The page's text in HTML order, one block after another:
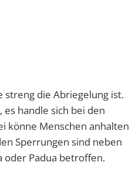
streng die Abriegelung ist.
handle sich bei den
könne Menschen anhalten
Sperrungen sind neben
oder Padua betroffen.